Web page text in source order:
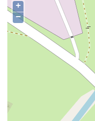
+
−